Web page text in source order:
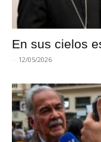
En sus cielos
- 12/05/2026